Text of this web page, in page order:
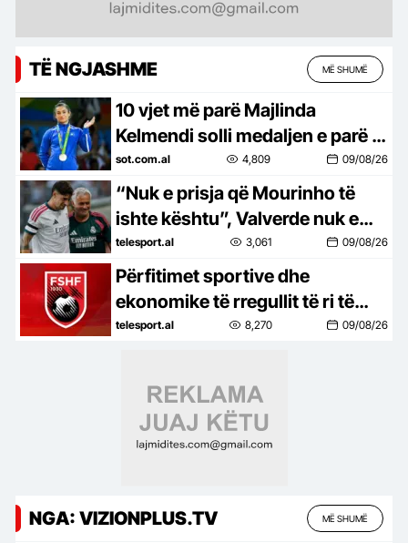
TË NGJASHME MË SHUMË
10 vjet më parë Majlinda
Kelmendi solli medaljen e parë të
artë olimpike për shqiptarët
sot.com.al 4,809 09/08/26
“Nuk e prisja që Mourinho të
ishte kështu”, Valverde nuk e
fsheh dot të vërtetën
telesport.al 3,061 09/08/26
Përfitimet sportive dhe
ekonomike të rregullit të ri të
miratuar nga FSHF për sezonin e
telesport.al 8,270 09/08/26
NGA: VIZIONPLUS.TV MË SHUMË